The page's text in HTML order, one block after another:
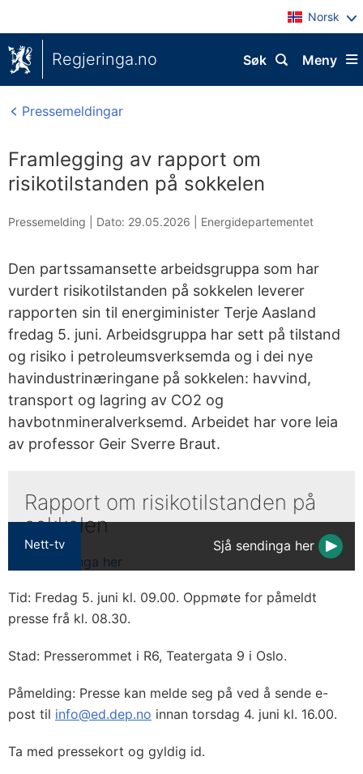
Norsk
Regjeringa.no Meny
Søk
Pressemeldingar
Framlegging av rapport om
risikotilstanden på sokkelen
Pressemelding | Dato: 29.05.2026 Energidepartementet
Den partssamansette arbeidsgruppa som har
vurdert risikotilstanden på sokkelen leverer
rapporten sin til energiminister Terje Aasland
fredag 5. juni. Arbeidsgruppa har sett på tilstand
og risiko i petroleumsverksemda og i dei nye
havindustrinæringane på sokkelen: havvind,
transport og lagring av CO2 og
havbotnmineralverksemd. Arbeidet har vore leia
av professor Geir Sverre Braut.
Nett-tv
Rapport om risikotilstanden på
sokkelen
Sjå sendinga her
Tid: Fredag 5. juni kl. 09.00. Oppmøte for påmeldt
presse frå kl. 08.30.
Stad: Presserommet i R6, Teatergata 9 i Oslo.
Påmelding: Presse kan melde seg på ved å sende e-
post til info@ed.dep.no innan torsdag 4. juni kl. 16.00.
Ta med pressekort og gyldig id.